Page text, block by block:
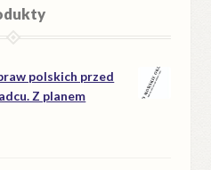
polskich przed
Z planem